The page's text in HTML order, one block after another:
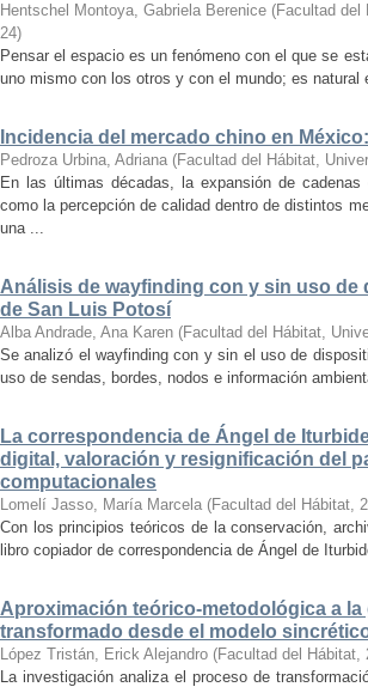
Hentschel Montoya, Gabriela Berenice (Facultad del
24)
Pensar el espacio es un fenómeno con el que se
uno mismo con los otros y con el mundo; es
Incidencia del mercado chino en
Pedroza Urbina, Adriana (Facultad del Hábitat,
En las últimas décadas, la expansión de
como la percepción de calidad dentro de distintos
una ...
Análisis de wayfinding con y sin uso
de San Luis Potosí
Alba Andrade, Ana Karen (Facultad del Hábitat,
Se analizó el wayfinding con y sin el uso de
uso de sendas, bordes, nodos e información
La correspondencia de Ángel de
digital, valoración y resignificación del
computacionales
Lomelí Jasso, María Marcela (Facultad del Hábitat,
Con los principios teóricos de la conservación,
libro copiador de correspondencia de Ángel de
Aproximación teórico-metodológica a
transformado desde el modelo
López Tristán, Erick Alejandro (Facultad del Hábitat,
La investigación analiza el proceso de